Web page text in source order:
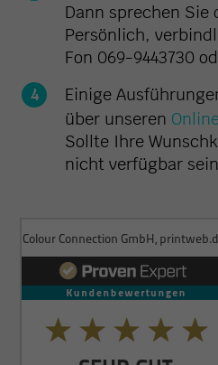
Dann sprechen
Persönlich,
Fon 069-9443730
Einige
über unseren
Sollte Ihre
nicht verfügbar